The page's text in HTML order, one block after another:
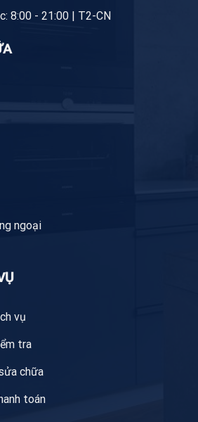
8:00 - 21:00 | T2-CN
ngoại
vụ
tra
chữa
toán